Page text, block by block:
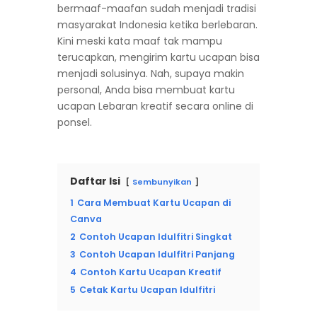
bermaaf-maafan sudah menjadi tradisi
masyarakat Indonesia ketika berlebaran.
Kini meski kata maaf tak mampu
terucapkan, mengirim kartu ucapan bisa
menjadi solusinya. Nah, supaya makin
personal, Anda bisa membuat kartu
ucapan Lebaran kreatif secara online di
ponsel.
Daftar Isi Sembunyikan
1 Cara Membuat Kartu Ucapan di
Canva
2 Contoh Ucapan Idulfitri Singkat
3 Contoh Ucapan Idulfitri Panjang
4 Contoh Kartu Ucapan Kreatif
5 Cetak Kartu Ucapan Idulfitri